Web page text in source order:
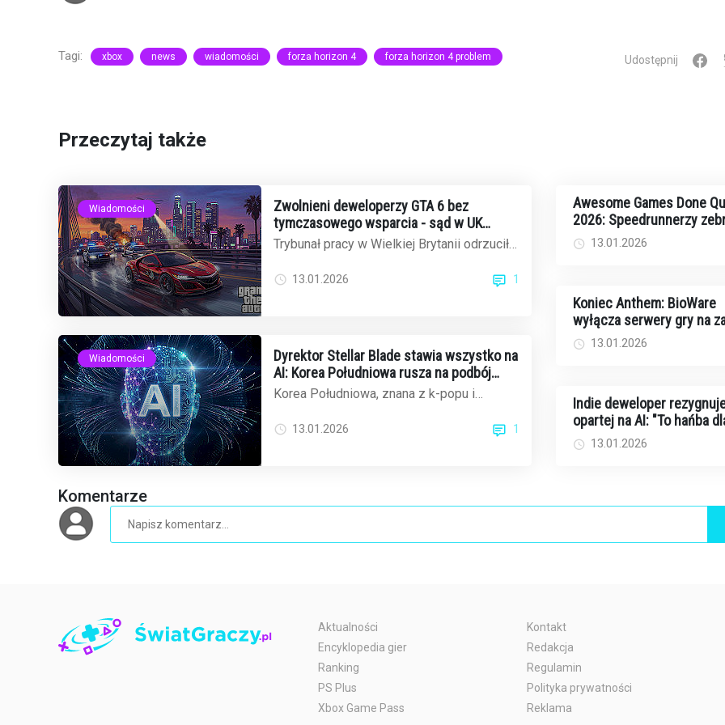
Tagi: xbox news wiadomości forza horizon 4 forza horizon 4 problem Udostępnij
Przeczytaj także
Wiadomości
Zwolnieni deweloperzy GTA 6 bez
tymczasowego wsparcia - sąd w UK
odrzuca wniosek Rockstar
Trybunał pracy w Wielkiej Brytanii odrzucił
31 zwolnionych ...
13.01.2026 1
Wiadomości
Dyrektor Stellar Blade stawia wszystko na
AI: Korea Południowa rusza na podbój
globalnego rynku gier
Korea Południowa, znana z k-popu i
dominację w świecie gier wi...
13.01.2026 1
Awesome Games Done
2026: Speedrunnerzy
rekordowe 2,44 mln
walkę z rakiem
13.01.2026
Koniec Anthem: BioWare
wyłącza serwery gry na
13.01.2026
Indie deweloper
opartej na AI: "To hańba
twórców i graczy"
13.01.2026
Komentarze
Aktualności
Encyklopedia gier
Ranking
PS Plus
Xbox Game Pass
Kontakt
Redakcja
Regulamin
Polityka prywatności
Reklama